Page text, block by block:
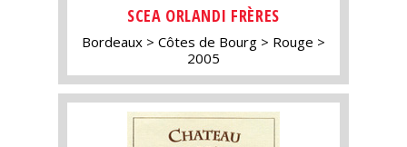
SCEA ORLANDI FRÈRES
Bordeaux Côtes de Bourg
Rouge
2005